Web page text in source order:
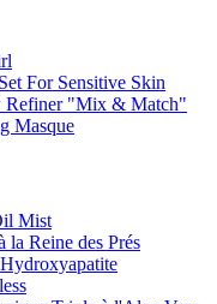
For Sensitive Skin
"Mix & Match"
Masque
Mist
la Reine des Prés